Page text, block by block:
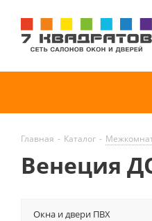
Главная - Каталог -
Венеция
Окна и двери ПВХ